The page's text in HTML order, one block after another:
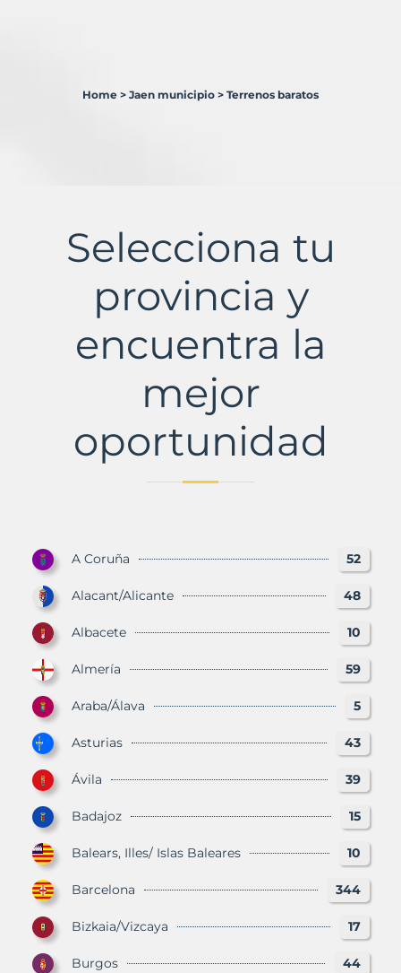
Murbalands
Home > Jaen municipio > Terrenos baratos
Selecciona tu
provincia y
encuentra la
mejor
oportunidad
A Coruña 52
Alacant/Alicante 48
Albacete 10
Almería 59
Araba/Álava 5
Asturias 43
Ávila 39
Badajoz 15
Balears, Illes/ Islas Baleares 10
Barcelona 344
Bizkaia/Vizcaya 17
Burgos 44